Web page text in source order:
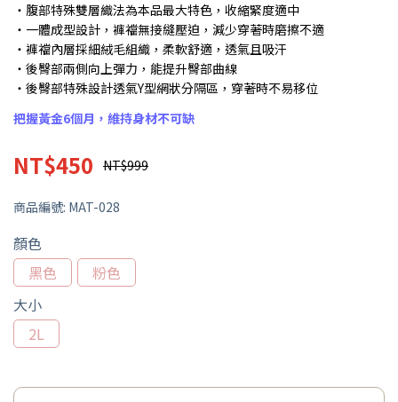
・腹部特殊雙層織法為本品最大特色，收縮緊度適中
・一體成型設計，褲襠無接縫壓迫，減少穿著時磨擦不適
・褲襠內層採細絨毛組織，柔軟舒適，透氣且吸汗
・後臀部兩側向上彈力，能提升臀部曲線
・後臀部特殊設計透氣Y型網狀分隔區，穿著時不易移位
把握黃金6個月，維持身材不可缺
NT$450 NT$999
商品編號: MAT-028
顏色
黑色
粉色
大小
2L